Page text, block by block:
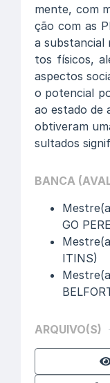
mente, com
ção com as
a substancial
tos físicos,
aspectos
o potencial
ao estado de
obtiveram
sultados
BANCA
GO
ITINS)
ARQUIVO(S)